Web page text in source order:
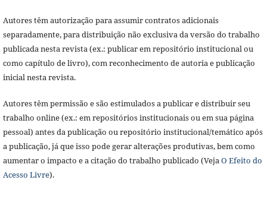
Autores têm autorização para assumir contratos adicionais
separadamente, para distribuição não exclusiva da versão do trabalho
publicada nesta revista (ex.: publicar em repositório institucional ou
como capítulo de livro), com reconhecimento de autoria e publicação
inicial nesta revista.
Autores têm permissão e são estimulados a publicar e distribuir seu
trabalho online (ex.: em repositórios institucionais ou em sua página
pessoal) antes da publicação ou repositório institucional/temático após
a publicação, já que isso pode gerar alterações produtivas, bem como
aumentar o impacto e a citação do trabalho publicado (VejaO Efeito do
Acesso Livre).